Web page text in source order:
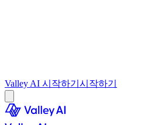
Valley AI 시작하기 시작하기